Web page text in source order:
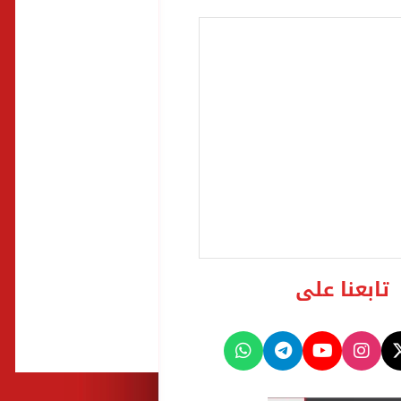
تابعنا على